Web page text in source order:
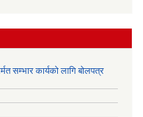
सम्भार कार्यको लागि बोलपत्र